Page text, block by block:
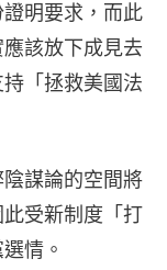
明要求，而此
該放下成見去
持「拯救美國法
謀論的空間將
受新制度「打
情。